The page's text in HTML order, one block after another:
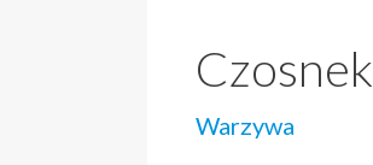
Czosnek
Warzywa